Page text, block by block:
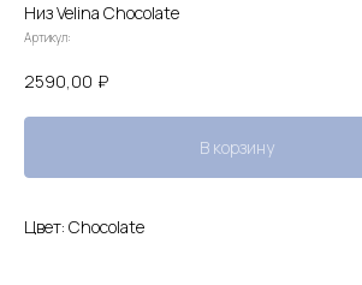
Низ Velina Chocolate
Артикул:
2590,00 ₽
В корзину
Цвет: Chocolate